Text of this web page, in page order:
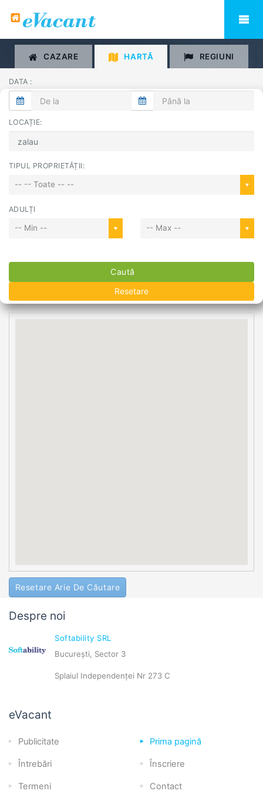
CAZARE HARTĂ REGIUNI
DATA :
LOCAȚIE:
TIPUL PROPRIETĂȚII:
-- -- Toate -- --
ADULȚI
-- Min -- -- Max --
Caută
Resetare
Resetare Arie De Căutare
Despre noi
Softability SRL
București, Sector 3
Splaiul Independenței Nr 273 C
eVacant
Publicitate Prima pagină
Întrebări Înscriere
Termeni Contact